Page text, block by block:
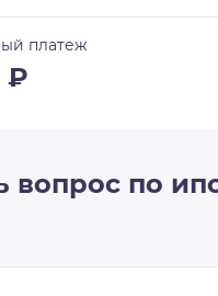
платеж
₽
вопрос по